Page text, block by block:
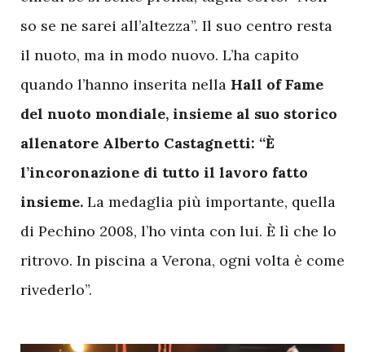
so se ne sarei all’altezza”. Il suo centro resta
il nuoto, ma in modo nuovo. L’ha capito
quando l’hanno inserita nella Hall of Fame
del nuoto mondiale, insieme al suo storico
allenatore Alberto Castagnetti: “È
l’incoronazione di tutto il lavoro fatto
insieme. La medaglia più importante, quella
di Pechino 2008, l’ho vinta con lui. È lì che lo
ritrovo. In piscina a Verona, ogni volta è come
rivederlo”.